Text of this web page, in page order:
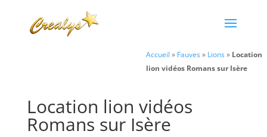
Accueil » Fauves» Lions» Location
lion vidéos Romans sur Isère
Location lion vidéos
Romans sur Isère